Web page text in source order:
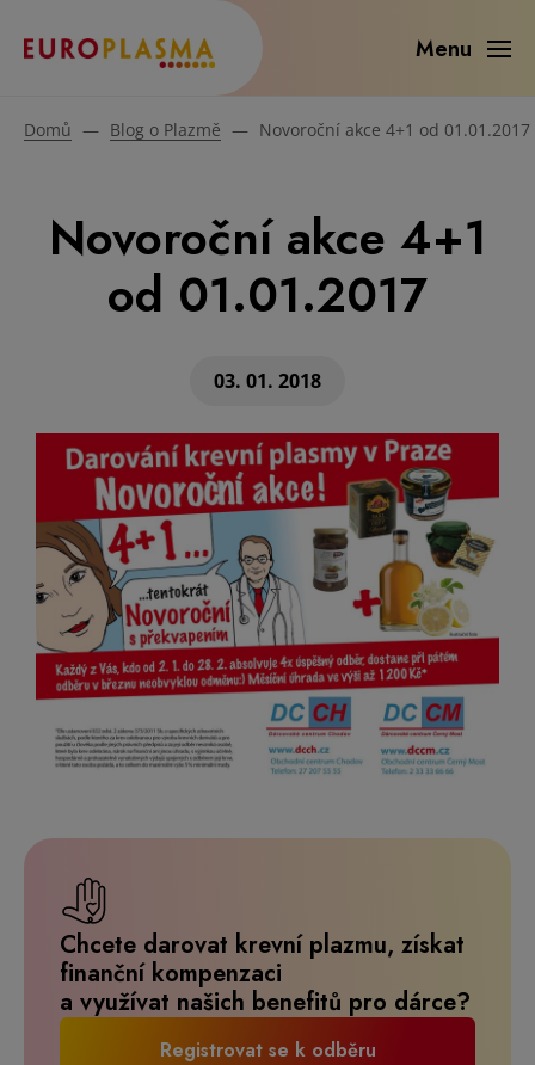
Menu
Domů — Blog o Plazmě — Novoroční akce 4+1 od 01.01.2017
Novoroční akce 4+1
od 01.01.2017
03. 01. 2018
Chcete darovat krevní plazmu, získat
finanční kompenzaci
a využívat našich benefitů pro dárce?
Registrovat se k odběru